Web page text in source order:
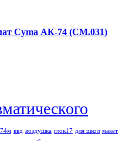
Cyma АК-74 (CM.031)
ввд воздушка глок17 для школ макет